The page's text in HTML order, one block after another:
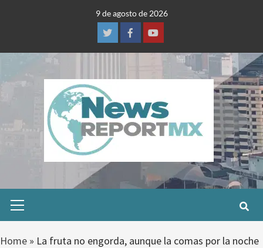
9 de agosto de 2026
TwitterFacebookYoutube
Menu
Home » La fruta no engorda, aunque la comas por la noche